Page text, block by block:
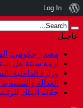
عاجـل
مصدر حكومي:
أزمة سبتة هل
وزارة الداخلية:
العدالة
جلالة الملك
نبذة
عن
ووردبريس
Log In